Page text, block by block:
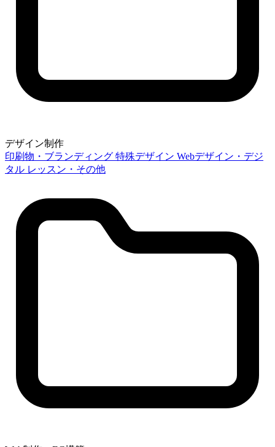
デザイン制作
印刷物・ブランディング 特殊デザイン Webデザイン・デジ
タル レッスン・その他